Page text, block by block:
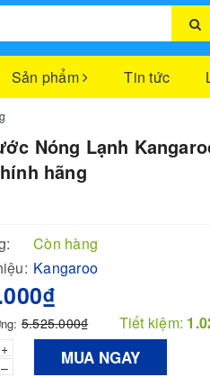
Sản phẩm Tin tức
Nóng Lạnh
hãng
Còn hàng
Kangaroo
5.525.000₫ Tiết kiệm:
+
–
MUA NGAY